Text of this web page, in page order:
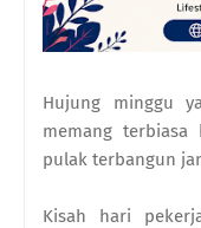
Hujung minggu
memang
pulak terbangun
Kisah hari